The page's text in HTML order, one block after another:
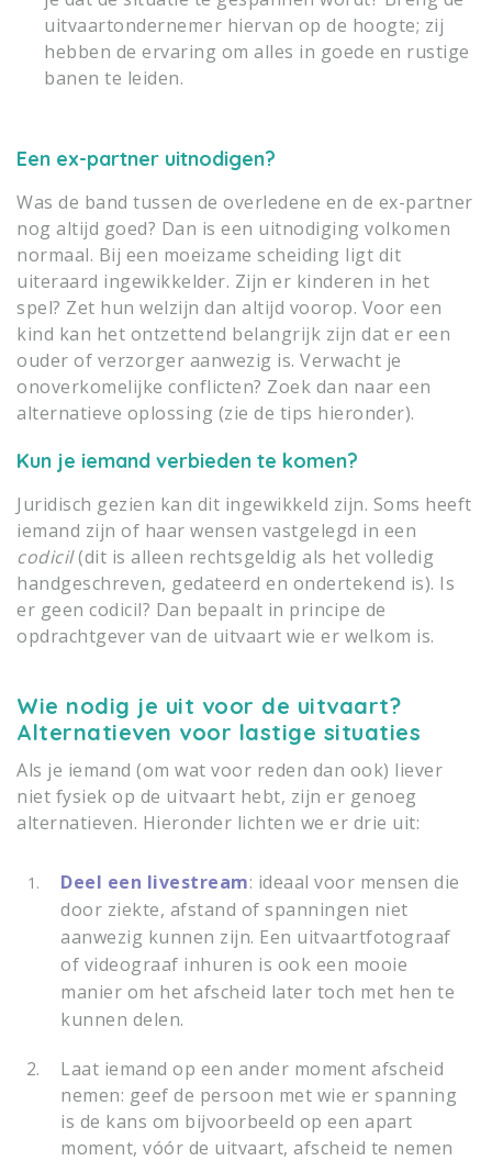
uitvaartondernemer hiervan op de hoogte; zij
hebben de ervaring om alles in goede en rustige
banen te leiden.
Een ex-partner uitnodigen?
Was de band tussen de overledene en de ex-partner
nog altijd goed? Dan is een uitnodiging volkomen
normaal. Bij een moeizame scheiding ligt dit
uiteraard ingewikkelder. Zijn er kinderen in het
spel? Zet hun welzijn dan altijd voorop. Voor een
kind kan het ontzettend belangrijk zijn dat er een
ouder of verzorger aanwezig is. Verwacht je
onoverkomelijke conflicten? Zoek dan naar een
alternatieve oplossing (zie de tips hieronder).
Kun je iemand verbieden te komen?
Juridisch gezien kan dit ingewikkeld zijn. Soms heeft
iemand zijn of haar wensen vastgelegd in een
codicil(dit is alleen rechtsgeldig als het volledig
handgeschreven, gedateerd en ondertekend is). Is
er geen codicil? Dan bepaalt in principe de
opdrachtgever van de uitvaart wie er welkom is.
Wie nodig je uit voor de uitvaart?
Alternatieven voor lastige situaties
Als je iemand (om wat voor reden dan ook) liever
niet fysiek op de uitvaart hebt, zijn er genoeg
alternatieven. Hieronder lichten we er drie uit:
Deel een livestream: ideaal voor mensen die
door ziekte, afstand of spanningen niet
aanwezig kunnen zijn. Een uitvaartfotograaf
of videograaf inhuren is ook een mooie
manier om het afscheid later toch met hen te
kunnen delen.
Laat iemand op een ander moment afscheid
nemen: geef de persoon met wie er spanning
is de kans om bijvoorbeeld op een apart
moment, vóór de uitvaart, afscheid te nemen